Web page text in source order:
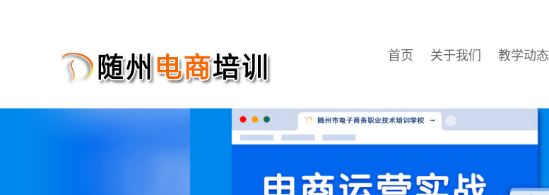
首页 关于我们 教学动态